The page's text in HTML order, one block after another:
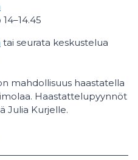
tai seurata keskustelua
mahdollisuus haastatella
Haastattelupyynnöt
Julia Kurjelle.